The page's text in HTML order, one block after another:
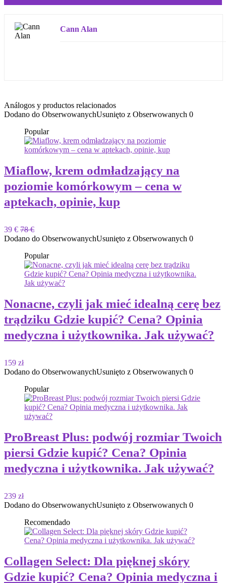
Cann Alan
Análogos y productos relacionados
Dodano do ObserwowanychUsunięto z Obserwowanych 0
Popular
Miaflow, krem ​​odmładzający na
poziomie komórkowym – cena w
aptekach, opinie, kup
39 € 78 €
Dodano do ObserwowanychUsunięto z Obserwowanych 0
Popular
Nonacne, czyli jak mieć idealną cerę bez
trądziku Gdzie kupić? Cena? Opinia
medyczna i użytkownika. Jak używać?
159 zł
Dodano do ObserwowanychUsunięto z Obserwowanych 0
Popular
ProBreast Plus: podwój rozmiar Twoich
piersi Gdzie kupić? Cena? Opinia
medyczna i użytkownika. Jak używać?
239 zł
Dodano do ObserwowanychUsunięto z Obserwowanych 0
Recomendado
Collagen Select: Dla pięknej skóry
Gdzie kupić? Cena? Opinia medyczna i